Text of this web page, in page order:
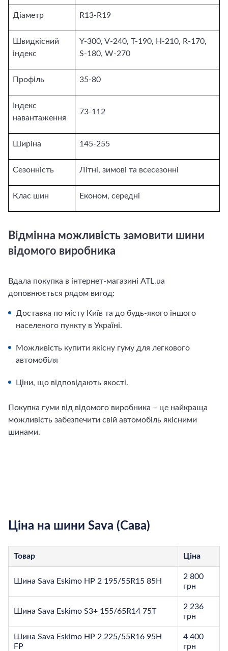
Діаметр R13-R19
Швидкісний
індекс
Y-300, V-240, T-190, H-210, R-170,
S-180, W-270
Профіль 35-80
Індекс
навантаження
73-112
Ширіна 145-255
Сезонність Літні, зимові та всесезонні
Клас шин Економ, середні
Відмінна можливість замовити шини
відомого виробника
Вдала покупка в інтернет-магазині ATL.ua
доповнюється рядом вигод:
Доставка по місту Київ та до будь-якого іншого
населеного пункту в Україні.
Можливість купити якісну гуму для легкового
автомобіля
Ціни, що відповідають якості.
Покупка гуми від відомого виробника – це найкраща
можливість забезпечити свій автомобіль якісними
шинами.
Ціна на шини Sava (Сава)
Товар Ціна
Шина Sava Eskimo HP 2 195/55R15 85H
2 800
грн
Шина Sava Eskimo S3+ 155/65R14 75T
2 236
грн
Шина Sava Eskimo HP 2 225/55R16 95H
FP
4 400
грн